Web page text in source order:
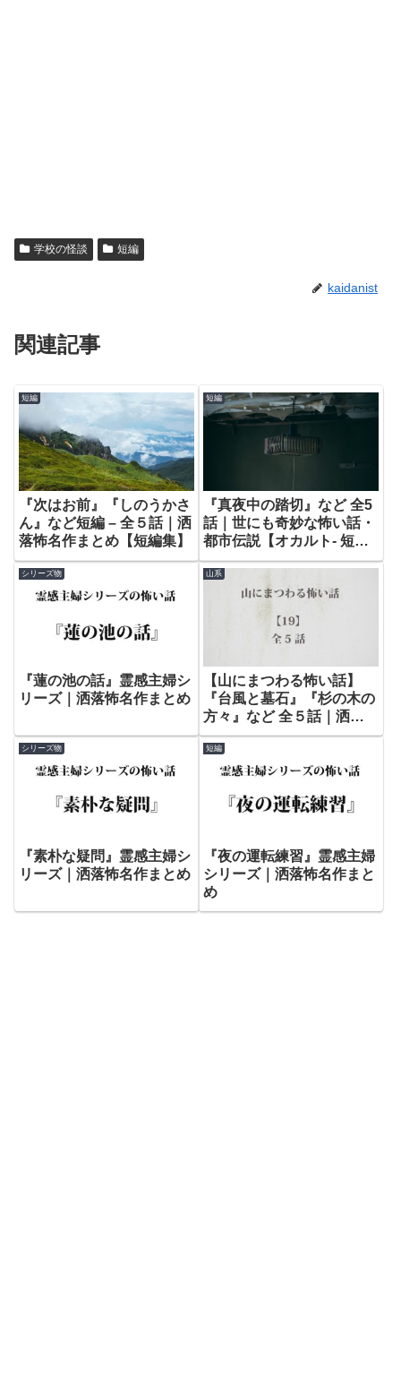
学校の怪談 短編
kaidanist
関連記事
短編
『次はお前』『しのうかさ
ん』など短編 – 全５話｜洒
落怖名作まとめ【短編集】
短編
『真夜中の踏切』など 全5
話｜世にも奇妙な怖い話・
都市伝説【オカルト- 短
編】など 全5話｜洒落にな
らない怖い話【短編・オカ
ルト】
シリーズ物
『蓮の池の話』霊感主婦シ
リーズ｜洒落怖名作まとめ
山系
【山にまつわる怖い話】
『台風と墓石』『杉の木の
方々』など 全５話｜洒落
怖名作まとめ – 山編【19】
シリーズ物
『素朴な疑問』霊感主婦シ
リーズ｜洒落怖名作まとめ
短編
『夜の運転練習』霊感主婦
シリーズ｜洒落怖名作まと
め